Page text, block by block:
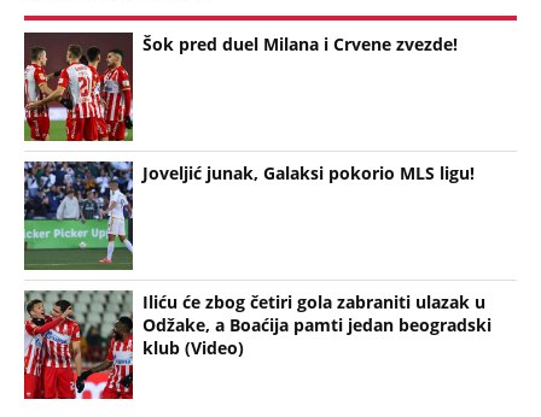
Šok pred duel Milana i Crvene zvezde!
Joveljić junak, Galaksi pokorio MLS ligu!
Iliću će zbog četiri gola zabraniti ulazak u
Odžake, a Boaćija pamti jedan beogradski
klub (Video)